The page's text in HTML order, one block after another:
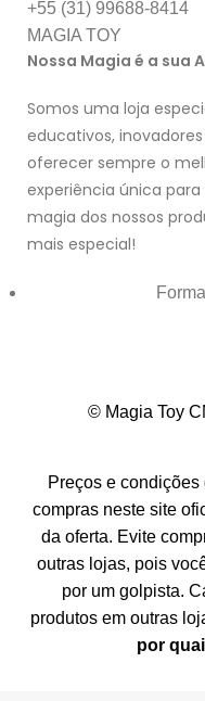
+55 (31) 99688-8414
MAGIA TOY
Nossa Magia é a sua
Somos uma loja
educativos,
oferecer sempre o
experiência única
magia dos nossos
mais especial!
© Magia Toy
Preços e
compras neste site
da oferta. Evite
outras lojas, pois
por um golpista.
produtos em outras
por